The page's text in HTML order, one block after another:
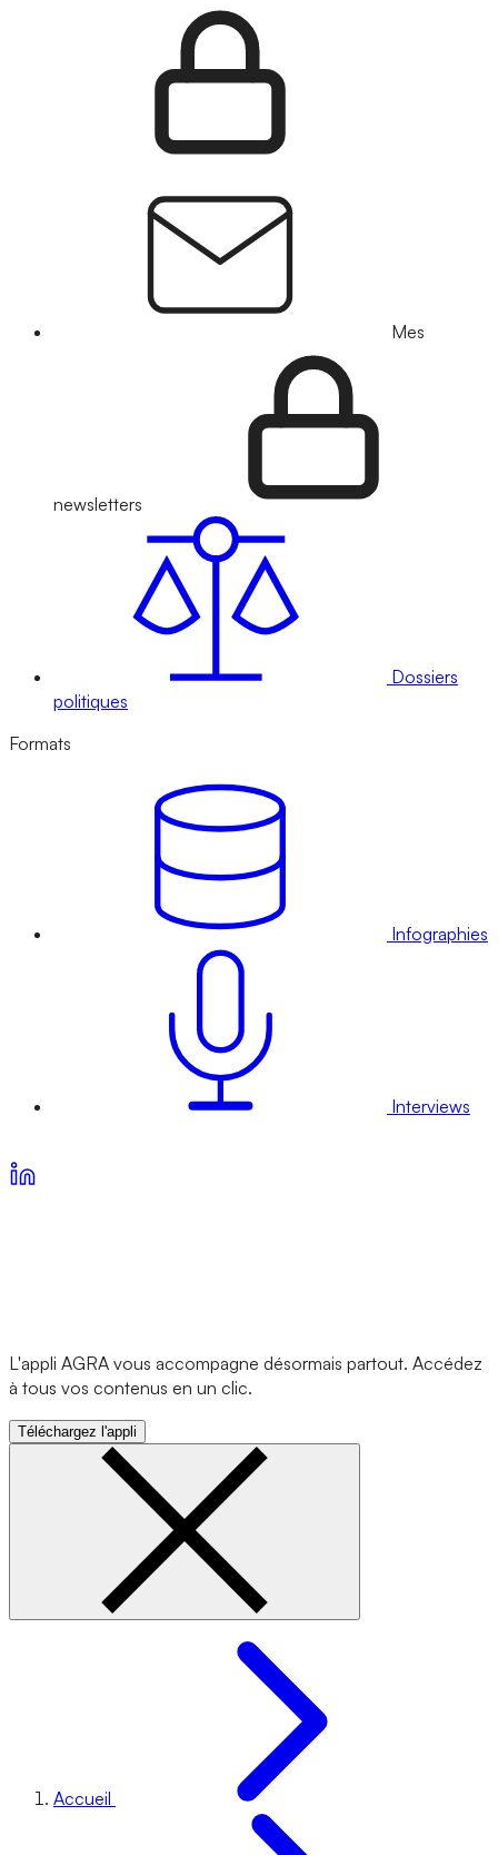
Mes
newsletters
Dossiers
politiques
Formats
Infographies
Interviews
L'appli AGRA vous accompagne désormais partout. Accédez
à tous vos contenus en un clic.
Téléchargez l'appli
Accueil